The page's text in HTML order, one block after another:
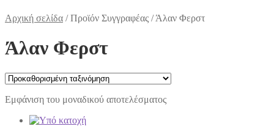
Αρχική σελίδα /Προϊόν Συγγραφέας /Άλαν Φερστ
Άλαν Φερστ
Εμφάνιση του μοναδικού αποτελέσματος